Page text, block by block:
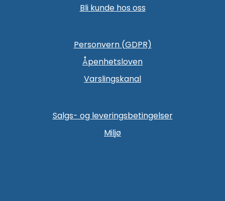
Bli kunde hos oss
Personvern (GDPR)
Åpenhetsloven
Varslingskanal
Salgs- og leveringsbetingelser
Miljø